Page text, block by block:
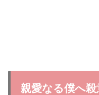
親愛なる僕へ